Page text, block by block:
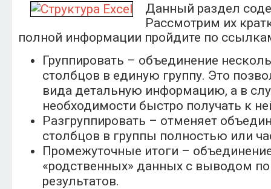
Данный раздел
Рассмотрим их
полной информации пройдите по
Группировать – объединение
столбцов в единую группу. Это
вида детальную информацию, а в
необходимости быстро получать к
Разгруппировать – отменяет
столбцов в группы полностью или
Промежуточные итоги –
«родственных» данных с выводом
результатов.